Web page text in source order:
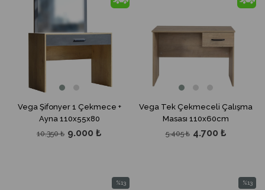
Vega Şifonyer 1 Çekmece +
Ayna 110x55x80
9.000 ₺
10.350 ₺
%13İndirim
Vega Tek Çekmeceli Çalışma
Masası 110x60cm
4.700 ₺
5.405 ₺
%13
%13